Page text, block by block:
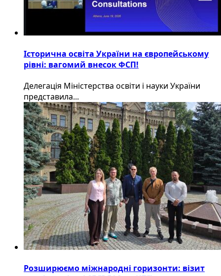
Історична освіта України на європейському
рівні: вагомий внесок ФСП!
Делегація Міністерства освіти і науки України
представила...
Розширюємо міжнародні горизонти: візит